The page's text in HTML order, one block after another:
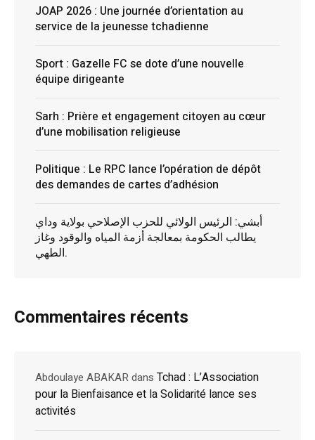
JOAP 2026 : Une journée d’orientation au
service de la jeunesse tchadienne
Sport : Gazelle FC se dote d’une nouvelle
équipe dirigeante
Sarh : Prière et engagement citoyen au cœur
d’une mobilisation religieuse
Politique : Le RPC lance l’opération de dépôt
des demandes de cartes d’adhésion
أبشي: الرئيس الولائي للحزب الإصلاحي بولاية وداي
يطالب الحكومة بمعالجة أزمة المياه والوقود وغاز
الطهي.
Commentaires récents
Abdoulaye ABAKARdans Tchad : L’Association
pour la Bienfaisance et la Solidarité lance ses
activités